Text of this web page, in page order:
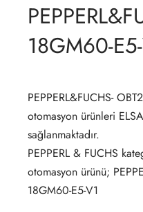
18GM60-
PEPPERL&FUCHS-
otomasyon ürünleri
sağlanmaktadır.
PEPPERL & FUCHS
otomasyon ürünü;
18GM60-E5-V1